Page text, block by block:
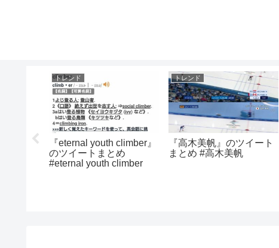
』のツ
トレンド
『eternal youth climber』
のツイートまとめ
#eternal youth climber
トレンド
『高木美帆』のツイート
まとめ #高木美帆